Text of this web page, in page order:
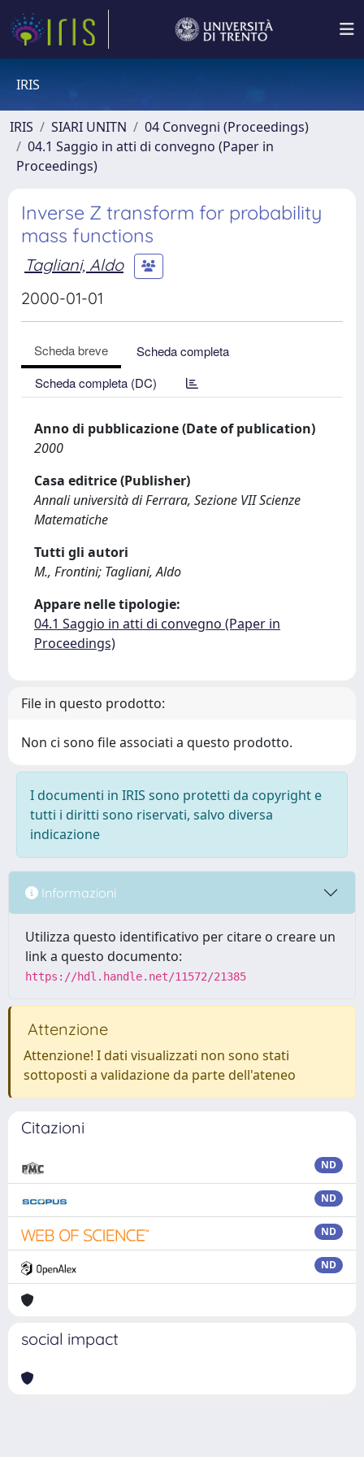
IRIS
IRIS SIARI UNITN
04 Convegni (Proceedings)
04.1 Saggio in atti di convegno (Paper in
Proceedings)
Inverse Z transform for probability
mass functions
Tagliani, Aldo
2000-01-01
Scheda breve
Scheda completa
Scheda completa (DC)
Anno di pubblicazione (Date of publication)
2000
Casa editrice (Publisher)
Annali università di Ferrara, Sezione VII Scienze
Matematiche
Tutti gli autori
M., Frontini; Tagliani, Aldo
Appare nelle tipologie:
04.1 Saggio in atti di convegno (Paper in
Proceedings)
File in questo prodotto:
Non ci sono file associati a questo prodotto.
I documenti in IRIS sono protetti da copyright e
tutti i diritti sono riservati, salvo diversa
indicazione
Informazioni
Utilizza questo identificativo per citare o creare un
link a questo documento:
https://hdl.handle.net/11572/21385
Attenzione
Attenzione! I dati visualizzati non sono stati
sottoposti a validazione da parte dell'ateneo
Citazioni
ND
ND
ND
ND
social impact